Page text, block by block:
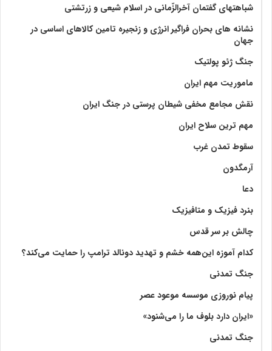
شباهتهای گفتمان آخر‌الزّمانی در اسلام شیعی و زرتشتی
نشانه های بحران فراگیر انرژی و زنجیره تامین کالاهای اساسی در
جهان
جنگ ژئو پولتیک
ماموریت مهم ایران
نقش مجامع مخفی شیطان پرستی در جنگ ایران
مهم ترین سلاح ایران
سقوط تمدن غرب
آرمگدون
دعا
بنرد فیزیک و متافیزیک
چالش بر سر قدس
کدام آموزه این‌همه خشم و تهدید دونالد ترامپ را حمایت می‌کند؟
جنگ تمدنی
پیام نوروزی موسسه موعود عصر
«ایران دارد بلوف ما را می‌شنود»
جنگ تمدنی